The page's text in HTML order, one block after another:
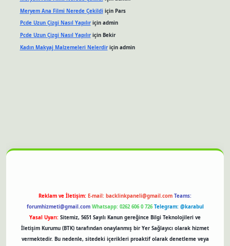
Meryem Ana Filmi Nerede Çekildiiçin Pars
Pcde Uzun Çizgi Nasıl Yapılıriçin admin
Pcde Uzun Çizgi Nasıl Yapılıriçin Bekir
Kadın Makyaj Malzemeleri Nelerdiriçin admin
Reklam ve İletişim: E-mail: backlinkpaneli@gmail.com Teams:
forumhizmeti@gmail.com Whatsapp: 0262 606 0 726 Telegram: @karabul
Yasal Uyarı: Sitemiz, 5651 Sayılı Kanun gereğince Bilgi Teknolojileri ve
İletişim Kurumu (BTK) tarafından onaylanmış bir Yer Sağlayıcı olarak hizmet
vermektedir. Bu nedenle, sitedeki içerikleri proaktif olarak denetleme veya